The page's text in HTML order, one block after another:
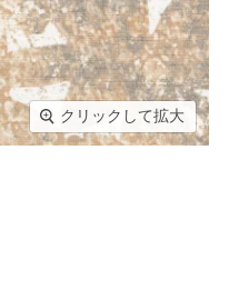
クリックして拡大